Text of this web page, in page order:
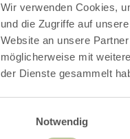
Wir verwenden Cookies,
und die Zugriffe auf
Website an unsere
möglicherweise mit
der Dienste gesammelt
Notwendig